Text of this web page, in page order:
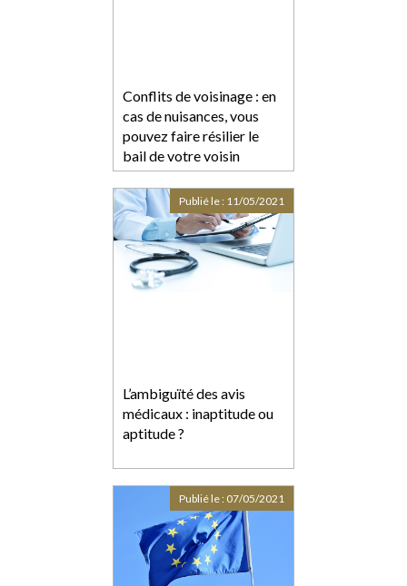
Conflits de voisinage : en
cas de nuisances, vous
pouvez faire résilier le
bail de votre voisin
L’ambiguïté des avis
médicaux : inaptitude ou
aptitude ?
Publié le : 11/05/2021
Publié le : 07/05/2021